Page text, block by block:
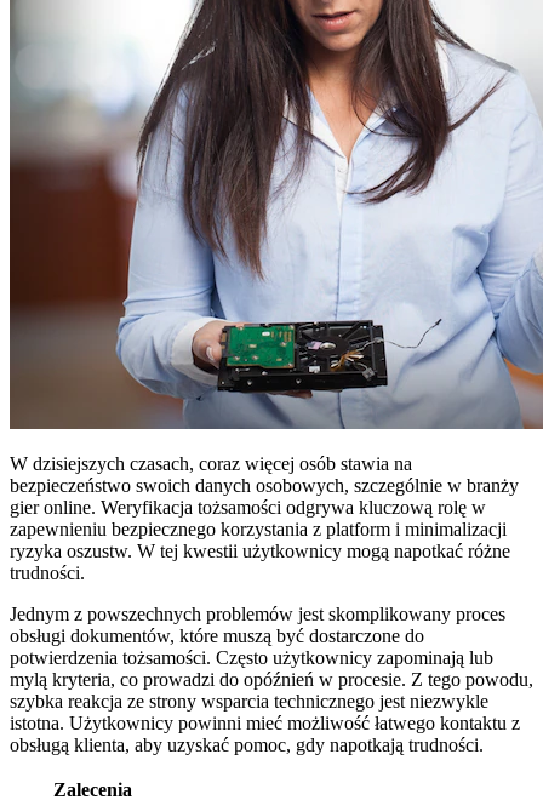
W dzisiejszych czasach, coraz więcej osób stawia na
bezpieczeństwo swoich danych osobowych, szczególnie w branży
gier online. Weryfikacja tożsamości odgrywa kluczową rolę w
zapewnieniu bezpiecznego korzystania z platform i minimalizacji
ryzyka oszustw. W tej kwestii użytkownicy mogą napotkać różne
trudności.
Jednym z powszechnych problemów jest skomplikowany proces
obsługi dokumentów, które muszą być dostarczone do
potwierdzenia tożsamości. Często użytkownicy zapominają lub
mylą kryteria, co prowadzi do opóźnień w procesie. Z tego powodu,
szybka reakcja ze strony wsparcia technicznego jest niezwykle
istotna. Użytkownicy powinni mieć możliwość łatwego kontaktu z
obsługą klienta, aby uzyskać pomoc, gdy napotkają trudności.
Zalecenia